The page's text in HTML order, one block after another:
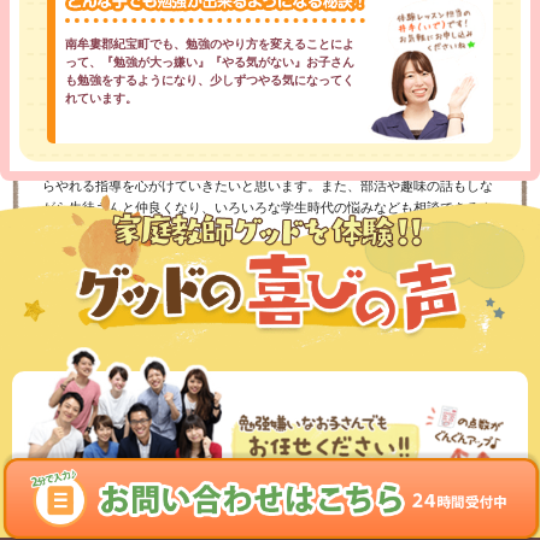
僕は、中1の最初から高2年生まで同じ塾に通って勉強していました。そこで
出会った先生方のおかげで人よりも少し勉強ができるようになって、志望校
に合格することができました。
僕もその時に教えてもらった事や、やり方などを活かして勉強を楽しみなが
らやれる指導を心がけていきたいと思います。また、部活や趣味の話もしな
がら生徒さんと仲良くなり、いろいろな学生時代の悩みなども相談できるよ
うな存在になれたらと思います。
体験授業を受けてみる
南牟婁郡紀宝町でも、勉強のやり方を変えることによ
って、『勉強が大っ嫌い』『やる気がない』お子さん
も勉強をするようになり、少しずつやる気になってく
れています。